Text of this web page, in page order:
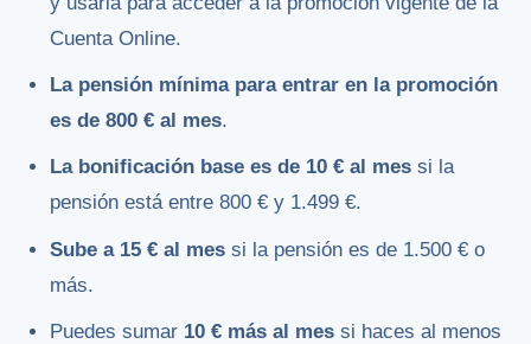
Cuenta Online.
La pensión mínima para entrar en la promoción
es de 800 € al mes.
La bonificación base es de 10 € al mes si la
pensión está entre 800 € y 1.499 €.
Sube a 15 € al mes si la pensión es de 1.500 € o
más.
Puedes sumar 10 € más al mes si haces al menos